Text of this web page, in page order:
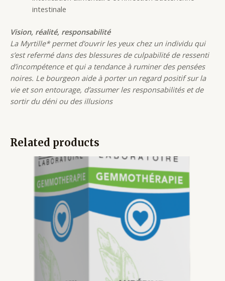
intestinale
Vision, réalité, responsabilité
La Myrtille* permet d’ouvrir les yeux chez un individu qui
s’est refermé dans des blessures de culpabilité de ressenti
d’incompétence et qui a tendance à ruminer des pensées
noires. Le bourgeon aide à porter un regard positif sur la
vie et son entourage, d’assumer les responsabilités et de
sortir du déni ou des illusions
Related products